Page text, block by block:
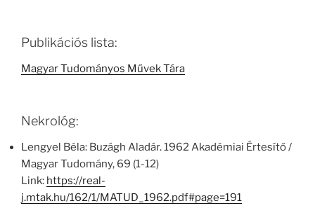
Publikációs lista:
Magyar Tudományos Művek Tára
Nekrológ:
Lengyel Béla: Buzágh Aladár. 1962 Akadémiai Értesítő /
Magyar Tudomány, 69 (1-12)
Link: https://real-
j.mtak.hu/162/1/MATUD_1962.pdf#page=191